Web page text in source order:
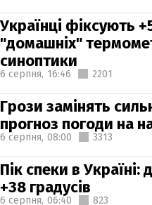
Українці фіксують
"домашніх"
синоптики
6 серпня, 16:46 2201
Грози замінять
прогноз погоди на
6 серпня, 08:00 3313
Пік спеки в Україні:
+38 градусів
6 серпня, 06:40 823